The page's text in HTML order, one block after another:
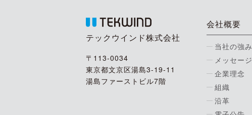
テックウインド株式会社
〒113-0034
東京都文京区湯島3-19-11
湯島ファーストビル7階
会社概要
当社の強み
メッセージ
企業理念
組織
沿革